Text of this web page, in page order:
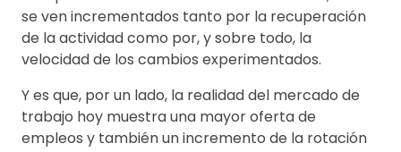
se ven incrementados tanto por la recuperación
de la actividad como por, y sobre todo, la
velocidad de los cambios experimentados.
Y es que, por un lado, la realidad del mercado de
trabajo hoy muestra una mayor oferta de
empleos y también un incremento de la rotación